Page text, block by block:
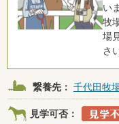
い
牧
場
さ
繋養先： 千代田牧
見学可否：